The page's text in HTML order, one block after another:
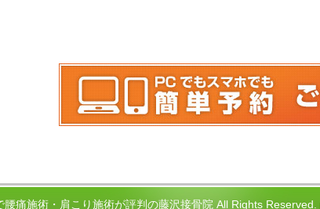
痛施術・肩こり施術が評判の藤沢接骨院 All Rights Reserved.